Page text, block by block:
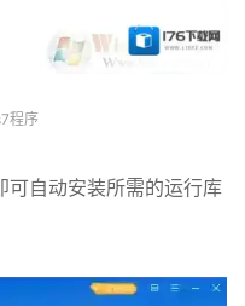
程序
可自动安装所需的运行库